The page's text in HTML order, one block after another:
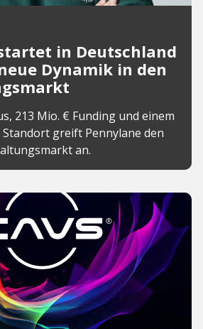
in Deutschland
Dynamik in den
213 Mio. € Funding und einem
greift Pennylane den
an.